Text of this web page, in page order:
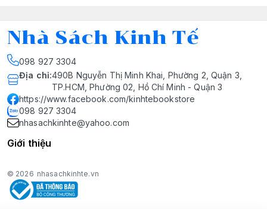
Nhà Sách Kinh Tế
098 927 3304
Địa chỉ:490B Nguyễn Thị Minh Khai, Phường 2, Quận 3,
TP.HCM, Phường 02, Hồ Chí Minh - Quận 3
https://www.facebook.com/kinhtebookstore
098 927 3304
nhasachkinhte@yahoo.com
Giới thiệu
© 2026 nhasachkinhte.vn